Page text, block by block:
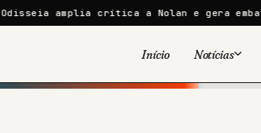
crítica a Nolan e gera embate com Joyce
Início Notícias
Viral